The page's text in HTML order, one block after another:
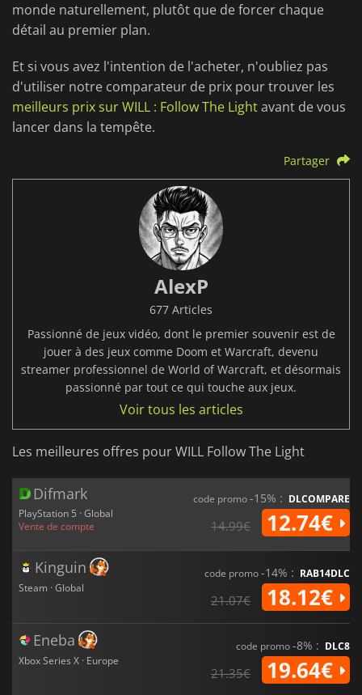
monde naturellement, plutôt que de forcer chaque
détail au premier plan.
Et si vous avez l'intention de l'acheter, n'oubliez pas
d'utiliser notre comparateur de prix pour trouver les
meilleurs prix sur WILL : Follow The Lightavant de vous
lancer dans la tempête.
Partager
AlexP
677 Articles
Passionné de jeux vidéo, dont le premier souvenir est de
jouer à des jeux comme Doom et Warcraft, devenu
streamer professionnel de World of Warcraft, et désormais
passionné par tout ce qui touche aux jeux.
Voir tous les articles
Les meilleures offres pour WILL Follow The Light
Difmark
PlayStation 5 · Global
Vente de compte
code promo-15% : DLCOMPARE
14.99€ 12.74€
Kinguin
Steam · Global
code promo-14% : RAB14DLC
21.07€ 18.12€
Eneba
Xbox Series X · Europe
code promo-8% : DLC8
21.35€ 19.64€